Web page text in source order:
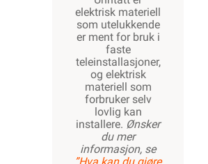
elektrisk materiell
som utelukkende
er ment for bruk i
faste
teleinstallasjoner,
og elektrisk
materiell som
forbruker selv
lovlig kan
installere. Ønsker
du mer
informasjon, se